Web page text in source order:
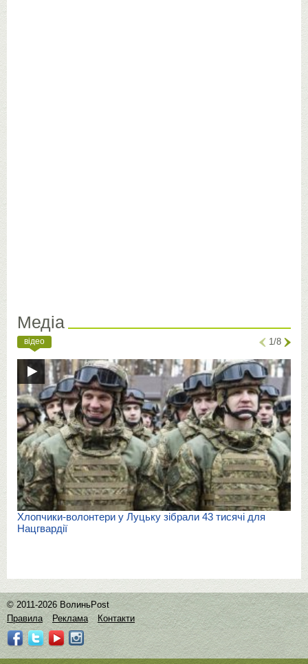
Медіа
відео 1/8
Хлопчики-волонтери у Луцьку зібрали 43 тисячі для
Нацгвардії
© 2011-2026 ВолиньPost
Правила
Реклама Контакти